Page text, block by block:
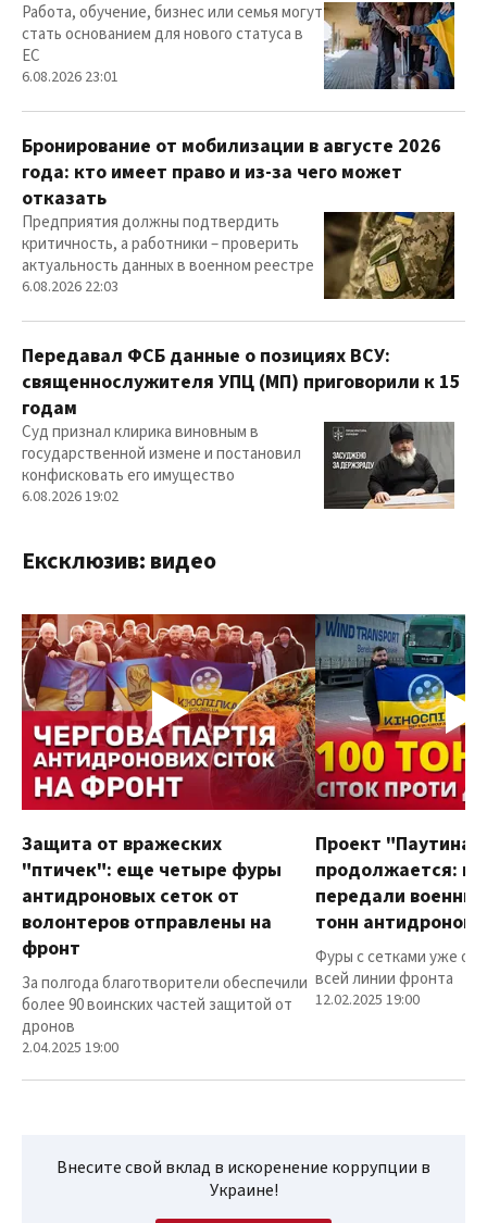
Работа, обучение, бизнес или семья могут
стать основанием для нового статуса в
ЕС
6.08.2026 23:01
Бронирование от мобилизации в августе 2026
года: кто имеет право и из-за чего может
отказать
Предприятия должны подтвердить
критичность, а работники – проверить
актуальность данных в военном реестре
6.08.2026 22:03
Передавал ФСБ данные о позициях ВСУ:
священнослужителя УПЦ (МП) приговорили к 15
годам
Суд признал клирика виновным в
государственной измене и постановил
конфисковать его имущество
6.08.2026 19:02
Ексклюзив: видео
Защита от вражеских
"птичек": еще четыре фуры
антидроновых сеток от
волонтеров отправлены на
фронт
За полгода благотворители обеспечили
более 90 воинских частей защитой от
дронов
2.04.2025 19:00
Проект "Паутина"
продолжается:
передали
тонн
Фуры с сетками уже
всей линии фронта
12.02.2025 19:00
Внесите свой вклад в искоренение коррупции в
Украине!